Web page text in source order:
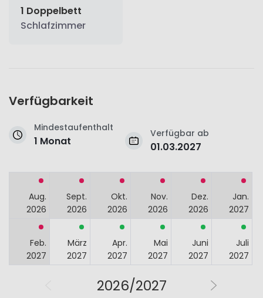
1 Doppelbett
Schlafzimmer
Verfügbarkeit
Mindestaufenthalt
1 Monat
Verfügbar ab
01.03.2027
Aug.
2026
Sept.
2026
Okt.
2026
Nov.
2026
Dez.
2026
Jan.
2027
Feb.
2027
März
2027
Apr.
2027
Mai
2027
Juni
2027
Juli
2027
2026/2027